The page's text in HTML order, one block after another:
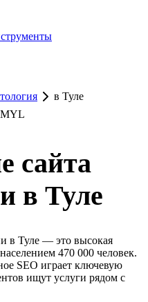
в Туле
сайта
в Туле
в Туле — это высокая
470 000 человек.
SEO играет ключевую
ищут услуги рядом с